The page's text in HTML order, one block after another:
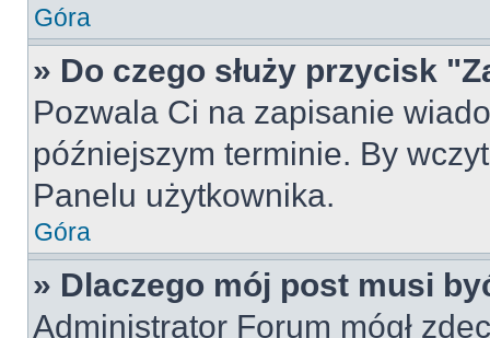
Góra
» Do czego służy przycisk
Pozwala Ci na zapisanie
późniejszym terminie. By
Panelu użytkownika.
Góra
» Dlaczego mój post musi
Administrator Forum mógł